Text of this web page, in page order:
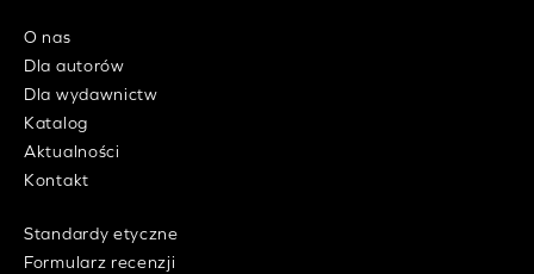
O nas
Dla autorów
Dla wydawnictw
Katalog
Aktualności
Kontakt
Standardy etyczne
Formularz recenzji